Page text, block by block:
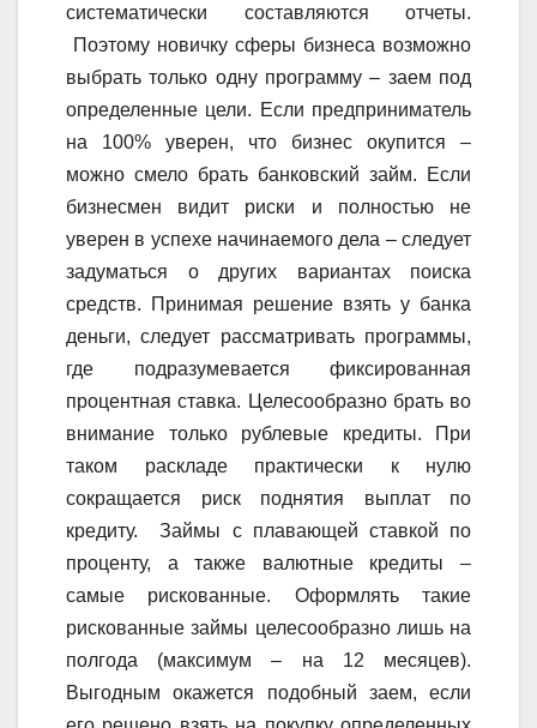
систематически составляются отчеты.
Поэтому новичку сферы бизнеса возможно
выбрать только одну программу – заем под
определенные цели. Если предприниматель
на 100% уверен, что бизнес окупится –
можно смело брать банковский займ. Если
бизнесмен видит риски и полностью не
уверен в успехе начинаемого дела – следует
задуматься о других вариантах поиска
средств. Принимая решение взять у банка
деньги, следует рассматривать программы,
где подразумевается фиксированная
процентная ставка. Целесообразно брать во
внимание только рублевые кредиты. При
таком раскладе практически к нулю
сокращается риск поднятия выплат по
кредиту. Займы с плавающей ставкой по
проценту, а также валютные кредиты –
самые рискованные. Оформлять такие
рискованные займы целесообразно лишь на
полгода (максимум – на 12 месяцев).
Выгодным окажется подобный заем, если